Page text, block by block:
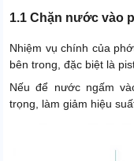
1.1 Chặn nước vào
Nhiệm vụ chính của
bên trong, đặc biệt là
Nếu để nước ngấm
trọng, làm giảm hiệu